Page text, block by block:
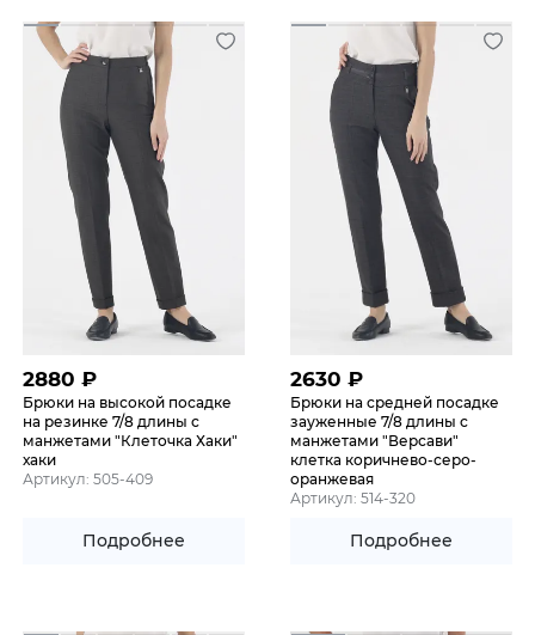
2880 ₽
Брюки на высокой посадке
на резинке 7/8 длины с
манжетами "Клеточка Хаки"
хаки
Артикул: 505-409
Подробнее
2630 ₽
Брюки на средней посадке
зауженные 7/8 длины с
манжетами "Версави"
клетка коричнево-серо-
оранжевая
Артикул: 514-320
Подробнее